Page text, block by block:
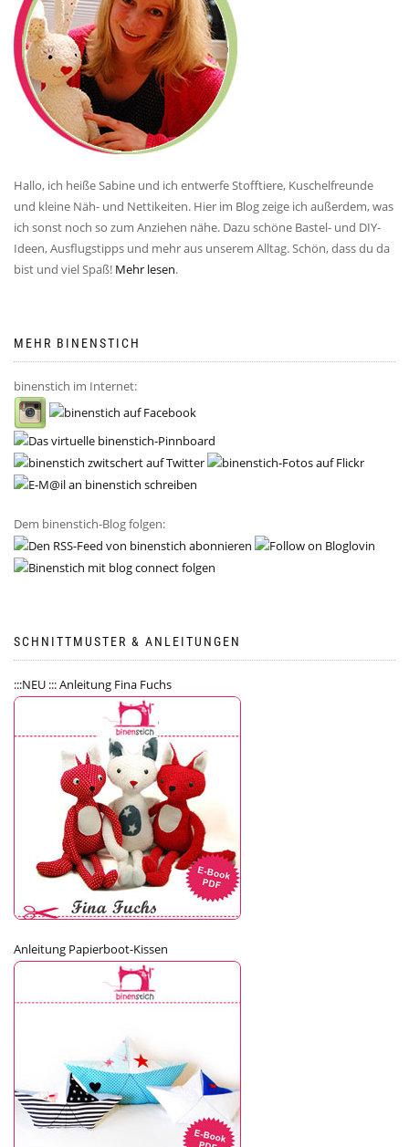
Hallo, ich heiße Sabine und ich entwerfe Stofftiere, Kuschelfreunde
und kleine Näh- und Nettikeiten. Hier im Blog zeige ich außerdem, was
ich sonst noch so zum Anziehen nähe. Dazu schöne Bastel- und DIY-
Ideen, Ausflugstipps und mehr aus unserem Alltag. Schön, dass du da
bist und viel Spaß! Mehr lesen.
MEHR BINENSTICH
binenstich im Internet:
Dem binenstich-Blog folgen:
SCHNITTMUSTER & ANLEITUNGEN
:::NEU ::: Anleitung Fina Fuchs
Anleitung Papierboot-Kissen